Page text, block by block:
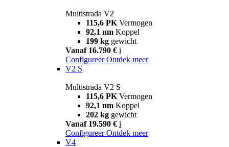
Multistrada V2
115,6 PK Vermogen
92,1 nm Koppel
199 kg gewicht
Vanaf 16.790 € i
Configureer Ontdek meer
V2 S
Multistrada V2 S
115,6 PK Vermogen
92,1 nm Koppel
202 kg gewicht
Vanaf 19.590 € i
Configureer Ontdek meer
V4